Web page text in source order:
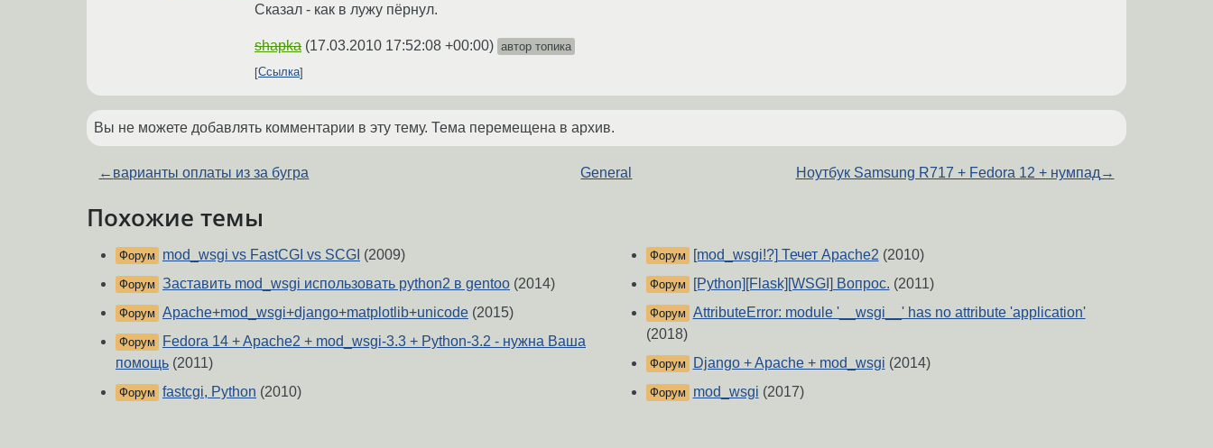
Сказал - как в лужу пёрнул.
shapka (17.03.2010 17:52:08 +00:00) автор топика
Ссылка
Вы не можете добавлять комментарии в эту тему. Тема перемещена в архив.
← варианты оплаты из за бугра General Ноутбук Samsung R717 + Fedora 12 + нумпад →
Похожие темы
Форум mod_wsgi vs FastCGI vs SCGI (2009)
Форум Заставить mod_wsgi использовать python2 в gentoo (2014)
Форум Apache+mod_wsgi+django+matplotlib+unicode (2015)
Форум
Fedora 14 + Apache2 + mod_wsgi-3.3 + Python-3.2 - нужна Ваша
помощь (2011)
Форум fastcgi, Python (2010)
Форум [mod_wsgi!?] Течет Apache2 (2010)
Форум [Python][Flask][WSGI] Вопрос. (2011)
Форум AttributeError: module '__wsgi__' has no attribute 'application'
(2018)
Форум Django + Apache + mod_wsgi (2014)
Форум mod_wsgi (2017)